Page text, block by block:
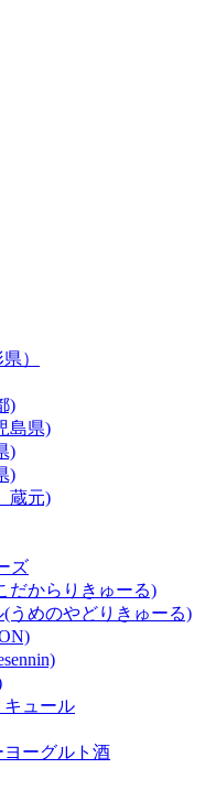
）
)
島県)
)
)
蔵元)
ズ
だからりきゅーる)
うめのやどりきゅーる)
キュール
ヨーグルト酒